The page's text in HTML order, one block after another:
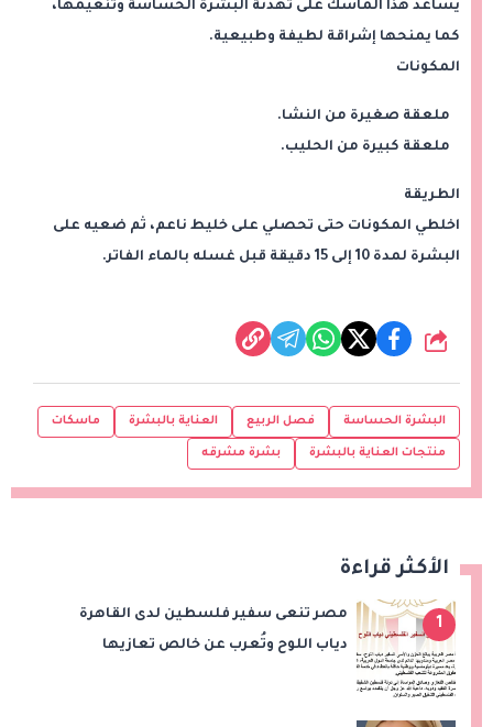
يساعد هذا الماسك على تهدئة البشرة الحساسة وتنعيمها،
كما يمنحها إشراقة لطيفة وطبيعية.
المكونات
ملعقة صغيرة من النشا.
ملعقة كبيرة من الحليب.
الطريقة
اخلطي المكونات حتى تحصلي على خليط ناعم، ثم ضعيه على
البشرة لمدة 10 إلى 15 دقيقة قبل غسله بالماء الفاتر.
شارك
البشرة الحساسة فصل الربيع العناية بالبشرة ماسكات
منتجات العناية بالبشرة بشرة مشرقه
الأكثر قراءة
1
مصر تنعى سفير فلسطين لدى القاهرة
دياب اللوح وتُعرب عن خالص تعازيها